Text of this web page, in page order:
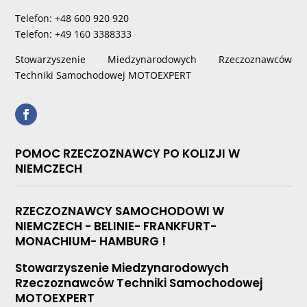
Telefon: +48 600 920 920
Telefon: +49 160 3388333
Stowarzyszenie Miedzynarodowych Rzeczoznawców
Techniki Samochodowej MOTOEXPERT
POMOC RZECZOZNAWCY PO KOLIZJI W
NIEMCZECH
RZECZOZNAWCY SAMOCHODOWI W
NIEMCZECH - BELINIE- FRANKFURT-
MONACHIUM- HAMBURG !
Stowarzyszenie Miedzynarodowych
Rzeczoznawców Techniki Samochodowej
MOTOEXPERT